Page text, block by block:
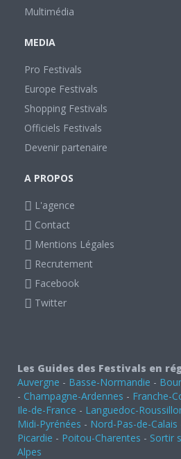
Multimédia
MEDIA
Pro Festivals
Europe Festivals
Shopping Festivals
Officiels Festivals
Devenir partenaire
A PROPOS
L'agence
Contact
Mentions Légales
Recrutement
Facebook
Twitter
Les Guides des Festivals en
Auvergne - Basse-Normandie -
- Champagne-Ardennes - Franche-
Ile-de-France - Languedoc-
Midi-Pyrénées - Nord-Pas-de-Calais
Picardie - Poitou-Charentes - Sortir
Alpes